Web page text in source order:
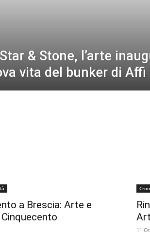
& Stone, l’arte
vita del bunker di Affi
a Brescia: Arte e
11